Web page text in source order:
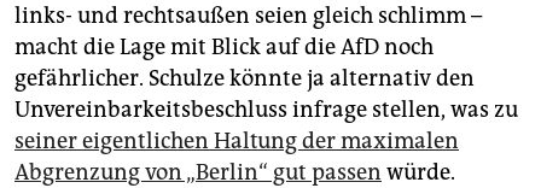
links- und rechtsaußen seien gleich schlimm –
macht die Lage mit Blick auf die AfD noch
gefährlicher. Schulze könnte ja alternativ den
Unvereinbarkeitsbeschluss infrage stellen, was zu
seiner eigentlichen Haltung der maximalen
Abgrenzung von „Berlin“ gut passen würde.